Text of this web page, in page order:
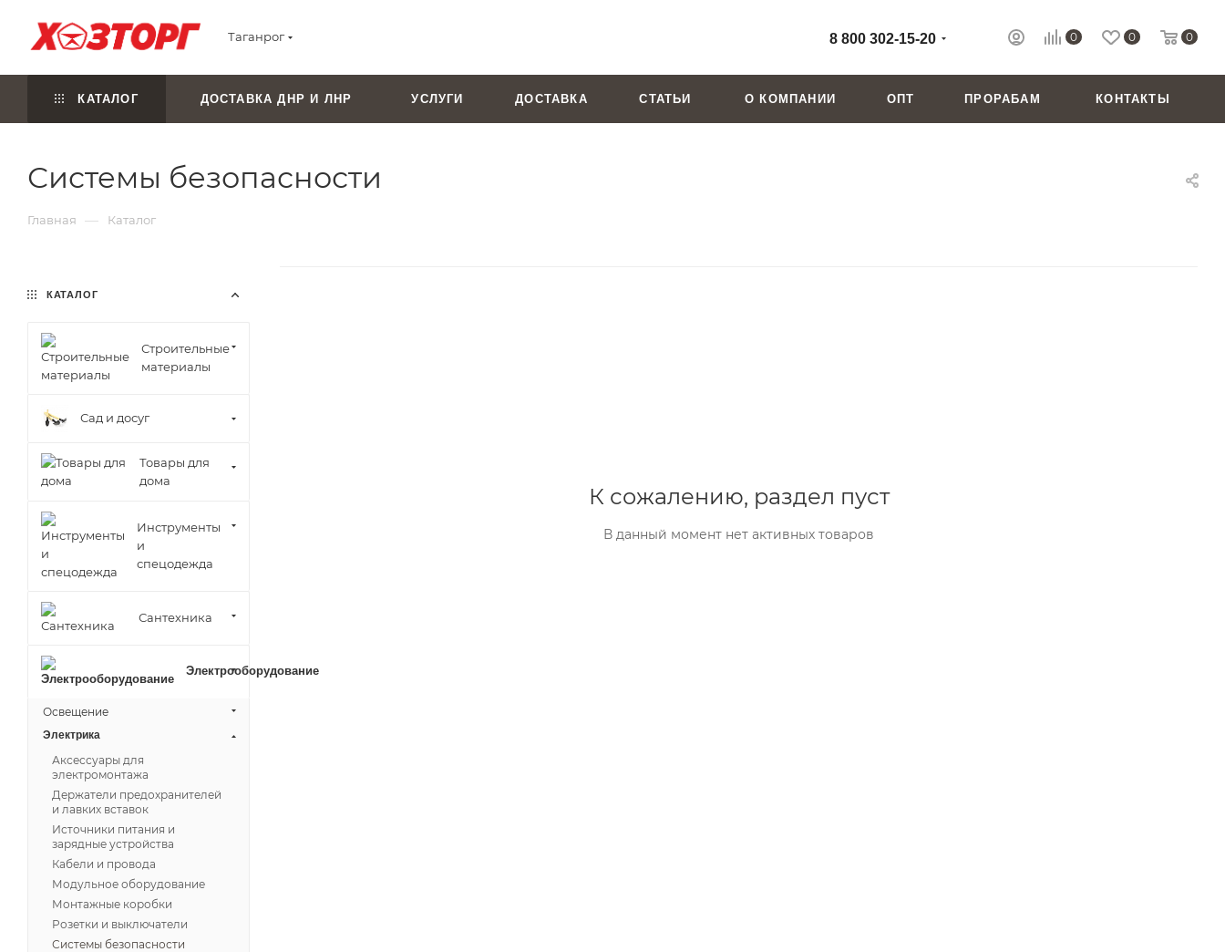
Таганрог 0 0 0
8 800 302-15-20
КАТАЛОГ ДОСТАВКА ДНР И ЛНР УСЛУГИ ДОСТАВКА СТАТЬИ О КОМПАНИИ ОПТ ПРОРАБАМ КОНТАКТЫ
Системы безопасности
Главная — Каталог
К сожалению, раздел пуст
В данный момент нет активных товаров
КАТАЛОГ
Строительные
материалы
Сад и досуг
Товары для
дома
Инструменты
и
спецодежда
Сантехника
Электрооборудование
Освещение
Электрика
Аксессуары для
электромонтажа
Держатели предохранителей
и лавких вставок
Источники питания и
зарядные устройства
Кабели и провода
Модульное оборудование
Монтажные коробки
Розетки и выключатели
Системы безопасности